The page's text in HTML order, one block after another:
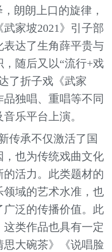
朗朗上口的旋律，
家坡2021》引子部
达了生角薛平贵与
随后又以“流行+戏
了折子戏《武家
独唱、重唱等不同
乐平台上演。
承不仅激活了国
，也为传统戏曲文化
活力。此类题材的
域的艺术水准，也
泛的传播价值。此
类作品也具有一定
大碗茶》《说唱脸